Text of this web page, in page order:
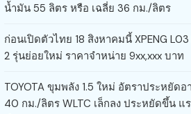
น้ำมัน 55 ลิตร หรือ เฉลี่ย 36 กม./ลิตร
ก่อนเปิดตัวไทย 18 สิงหาคมนี้ XPENG L03
2 รุ่นย่อยใหม่ ราคาจำหน่าย 9xx,xxx บาท
TOYOTA ขุมพลัง 1.5 ใหม่ อัตราประหยัดอ
40 กม./ลิตร WLTC เล็กลง ประหยัดขึ้น แ